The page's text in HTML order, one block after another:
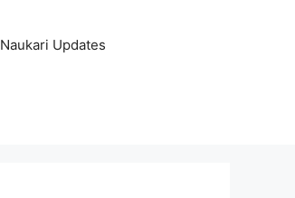
Naukari Updates